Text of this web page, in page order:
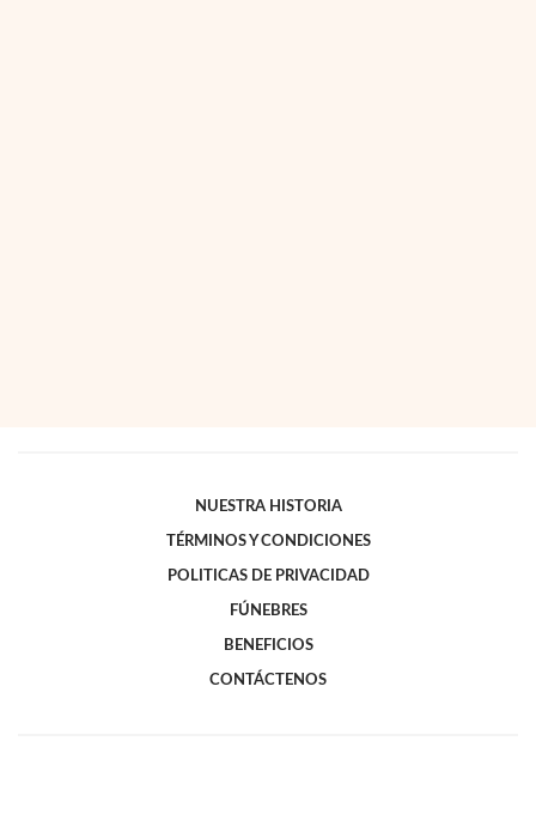
NUESTRA HISTORIA
TÉRMINOS Y CONDICIONES
POLITICAS DE PRIVACIDAD
FÚNEBRES
BENEFICIOS
CONTÁCTENOS